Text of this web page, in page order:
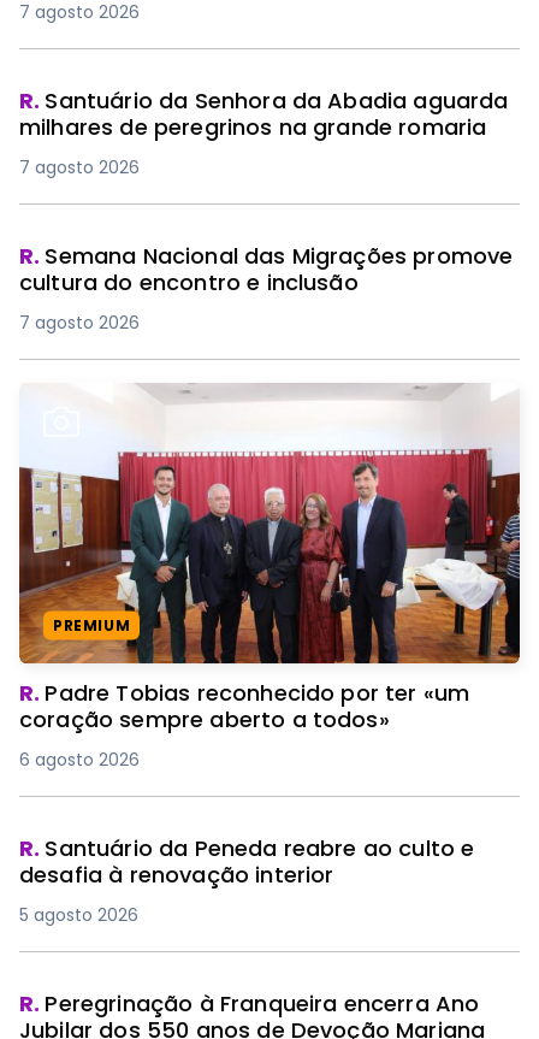
7 agosto 2026
R. Santuário da Senhora da Abadia aguarda
milhares de peregrinos na grande romaria
7 agosto 2026
R. Semana Nacional das Migrações promove
cultura do encontro e inclusão
7 agosto 2026
PREMIUM
R. Padre Tobias reconhecido por ter «um
coração sempre aberto a todos»
6 agosto 2026
R. Santuário da Peneda reabre ao culto e
desafia à renovação interior
5 agosto 2026
R. Peregrinação à Franqueira encerra Ano
Jubilar dos 550 anos de Devoção Mariana